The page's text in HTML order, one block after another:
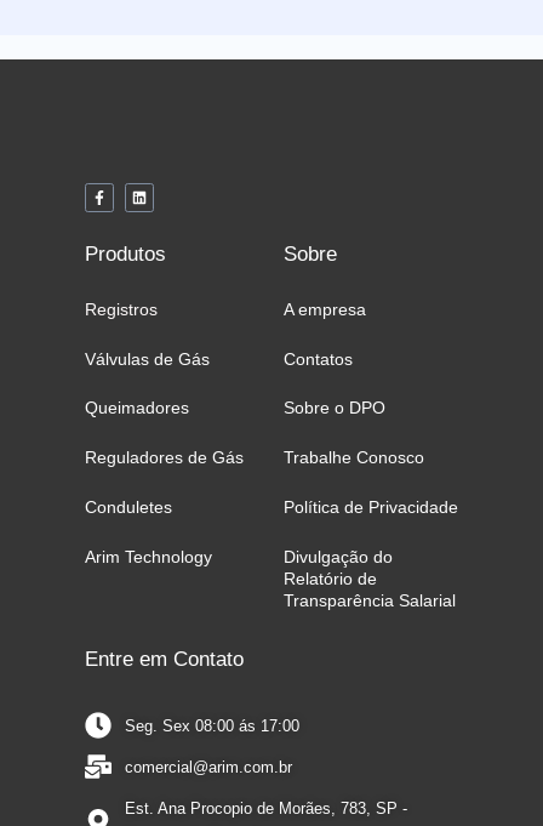
F
a
c
b
o
-
f
L
i
n
e
d
Produtos
Registros
Válvulas de Gás
Queimadores
Reguladores de Gás
Conduletes
Arim Technology
Sobre
A empresa
Contatos
Sobre o DPO
Trabalhe Conosco
Política de Privacidade
Divulgação do
Relatório de
Transparência Salarial
Entre em Contato
Seg. Sex 08:00 ás 17:00
comercial@arim.com.br
Est. Ana Procopio de Morães, 783, SP -